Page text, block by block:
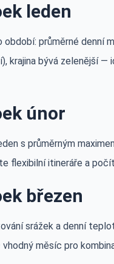
leden
průměrné denní
krajina bývá zelenější
únor
s průměrným
flexibilní itineráře a
březen
srážek a denní
měsíc pro